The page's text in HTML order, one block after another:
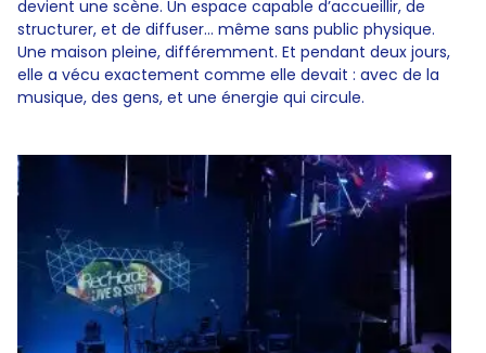
devient une scène. Un espace capable d’accueillir, de
structurer, et de diffuser… même sans public physique.
Une maison pleine, différemment. Et pendant deux jours,
elle a vécu exactement comme elle devait : avec de la
musique, des gens, et une énergie qui circule.